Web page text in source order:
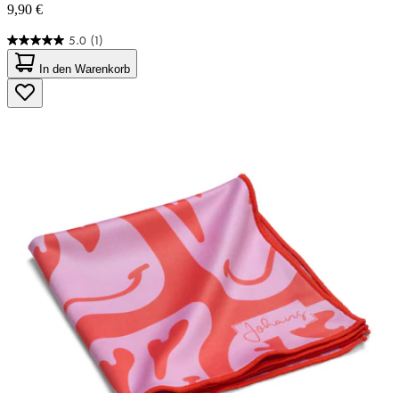
9,90 €
5.0 (1)
5.0
von
5
Sternen.
1
In den Warenkorb